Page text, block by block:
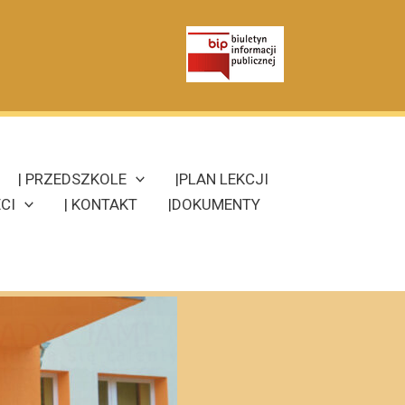
| PRZEDSZKOLE
|PLAN LEKCJI
| KONTAKT |DOKUMENTY